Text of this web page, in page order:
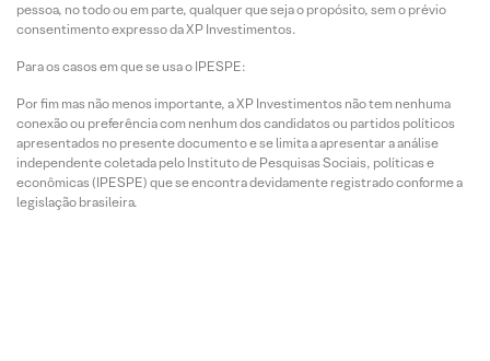
pessoa, no todo ou em parte, qualquer que seja o propósito, sem o prévio
consentimento expresso da XP Investimentos.
Para os casos em que se usa o IPESPE:
Por fim mas não menos importante, a XP Investimentos não tem nenhuma
conexão ou preferência com nenhum dos candidatos ou partidos políticos
apresentados no presente documento e se limita a apresentar a análise
independente coletada pelo Instituto de Pesquisas Sociais, políticas e
econômicas (IPESPE) que se encontra devidamente registrado conforme a
legislação brasileira.